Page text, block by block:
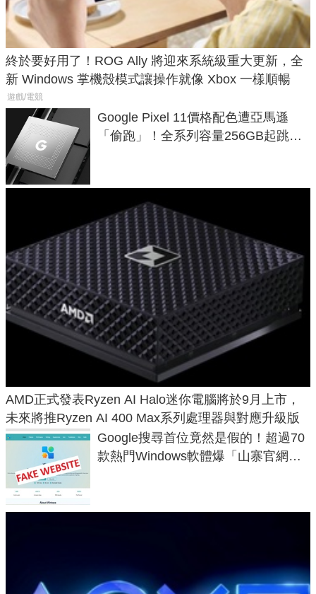
終於要好用了！ROG Ally 將迎來系統級重大更新，全
新 Windows 掌機殼模式讓操作就像 Xbox 一樣順暢
遊戲/電競
Google Pixel 11價格配色遭亞馬遜
「偷跑」！全系列容量256GB起跳、
AMD正式發表Ryzen AI Halo迷你電腦將於9月上市，
未來將推Ryzen AI 400 Max系列處理器與對應升級版
Google搜尋首位竟然是假的！超過70
款熱門Windows軟體爆「山寨官網」